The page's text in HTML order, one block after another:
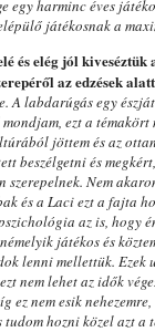
harminc éves
játékosnak a
és elég jól kiveséztük
az edzések
A labdarúgás egy
ezt a
jöttem és az
és
Nem
és a Laci ezt a fajta
az is, hogy
játékos és
lenni mellettük. Ezek
nem lehet az idők
nem esik
hozni közel azt a